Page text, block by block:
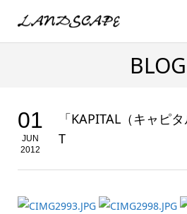
BLOG
01
JUN
2012
「KAPITAL（キャピ
T